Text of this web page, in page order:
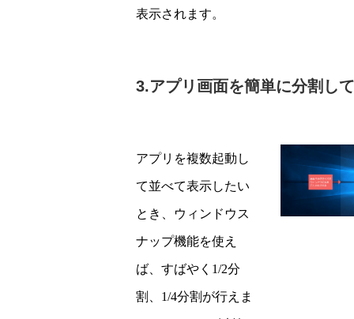
表示されます。
3.アプリ画面を簡単に分割し
アプリを複数起動し
て並べて表示したい
とき、ウィンドウス
ナップ機能を使え
ば、すばやく1/2分
割、1/4分割が行えま